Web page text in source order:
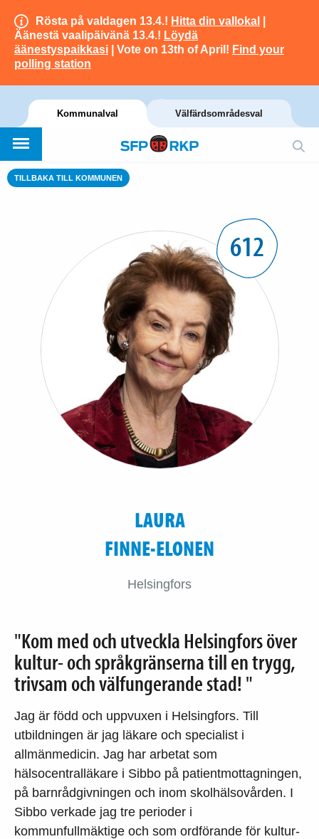
Rösta på valdagen 13.4.! Hitta din vallokal
Äänestä vaalipäivänä 13.4.! Löydä
äänestyspaikkasi | Vote on 13th of April! Find your
polling station
Kommunalval Välfärdsområdesval
TILLBAKA TILL KOMMUNEN
612
LAURA
FINNE-ELONEN
Helsingfors
"Kom med och utveckla Helsingfors över
kultur- och språkgränserna till en trygg,
trivsam och välfungerande stad! "
Jag är född och uppvuxen i Helsingfors. Till
utbildningen är jag läkare och specialist i
allmänmedicin. Jag har arbetat som
hälsocentralläkare i Sibbo på patientmottagningen,
på barnrådgivningen och inom skolhälsovården. I
Sibbo verkade jag tre perioder i
kommunfullmäktige och som ordförande för kultur-